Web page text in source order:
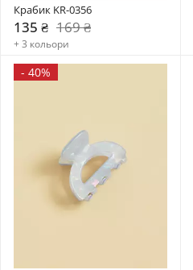
Крабик KR-0356
135 ₴ 169 ₴
+ 3 кольори
- 40%